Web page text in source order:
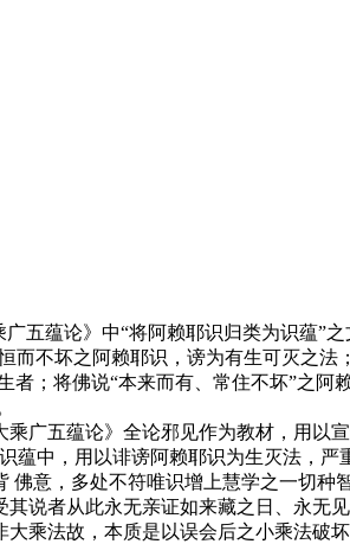
蕴论》中“将阿赖耶识归类为识蕴”
不坏之阿赖耶识，谤为有生可灭之法
；将佛说“本来而有、常住不坏”之
五蕴论》全论邪见作为教材，用以
中，用以诽谤阿赖耶识为生灭法，
意，多处不符唯识增上慧学之一切种
说者从此永无亲证如来藏之日、永无
乘法故，本质是以误会后之小乘法破坏